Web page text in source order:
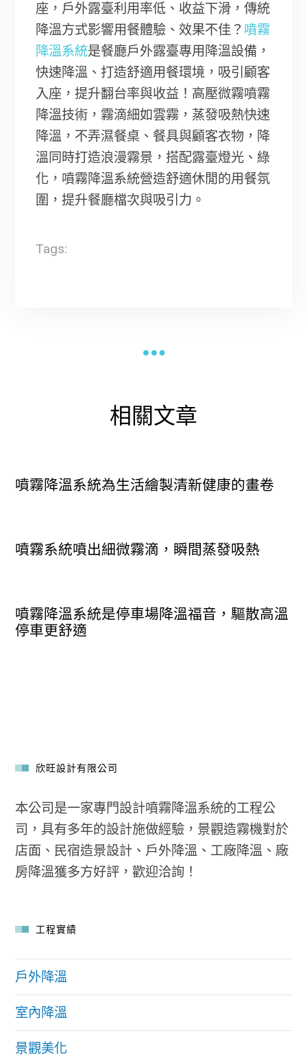
座，戶外露臺利用率低、收益下滑，傳統
降溫方式影響用餐體驗、效果不佳？ 噴霧
降溫系統是餐廳戶外露臺專用降溫設備，
快速降溫、打造舒適用餐環境，吸引顧客
入座，提升翻台率與收益！高壓微霧噴霧
降溫技術，霧滴細如雲霧，蒸發吸熱快速
降溫，不弄濕餐桌、餐具與顧客衣物，降
溫同時打造浪漫霧景，搭配露臺燈光、綠
化，噴霧降溫系統營造舒適休閒的用餐氛
圍，提升餐廳檔次與吸引力。
Tags:
相關文章
噴霧降溫系統為生活繪製清新健康的畫卷
噴霧系統噴出細微霧滴，瞬間蒸發吸熱
噴霧降溫系統是停車場降溫福音，驅散高溫
停車更舒適
欣旺設計有限公司
本公司是一家專門設計噴霧降溫系統的工程公
司，具有多年的設計施做經驗，景觀造霧機對於
店面、民宿造景設計、戶外降溫、工廠降溫、廠
房降溫獲多方好評，歡迎洽詢！
工程實績
戶外降溫
室內降溫
景觀美化